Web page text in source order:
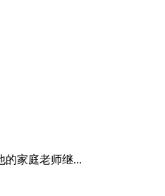
的家庭老师继...